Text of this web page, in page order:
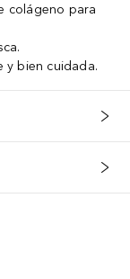
colágeno para
y bien cuidada.